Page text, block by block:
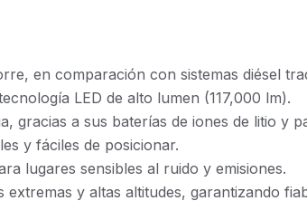
en comparación con sistemas diésel
LED de alto lumen (117,000 lm).
a sus baterías de iones de litio y
y fáciles de posicionar.
lugares sensibles al ruido y emisiones.
y altas altitudes, garantizando